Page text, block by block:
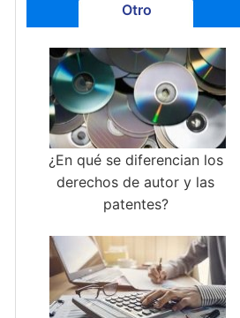
Otro
¿En qué se diferencian los
derechos de autor y las
patentes?